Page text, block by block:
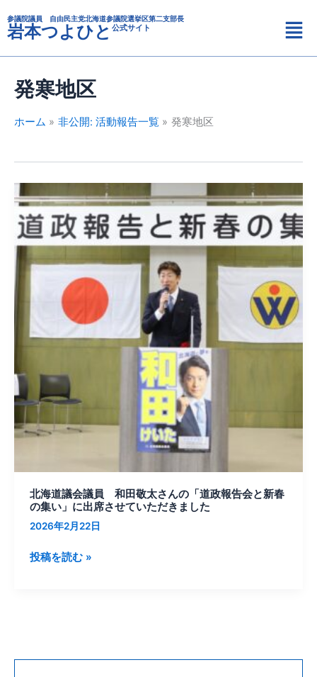
容
を
ス
参議院議員 自由民主党北海道参議院選挙区第二支部長
岩本つよひと 公式サイト
メ
ニ
ュ
発寒地区
ホーム 非公開: 活動報告一覧 発寒地区
北海道議会議員 和田敬太さんの「道政報告会と新春
の集い」に出席させていただきました
2026年2月22日
海
道
議
会
敬
ん
の
「道
会
と
新
の
投稿を読む »
テ
ゴ